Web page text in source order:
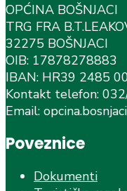
OPĆINA BOŠNJACI
TRG FRA
32275 BOŠNJACI
OIB: 17878278883
IBAN: HR39 2485
Kontakt telefon:
Email:
Poveznice
Dokumenti